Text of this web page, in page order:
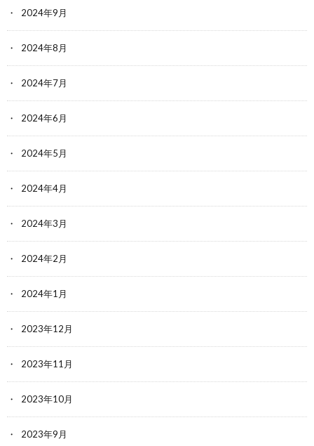
2024年9月
2024年8月
2024年7月
2024年6月
2024年5月
2024年4月
2024年3月
2024年2月
2024年1月
2023年12月
2023年11月
2023年10月
2023年9月